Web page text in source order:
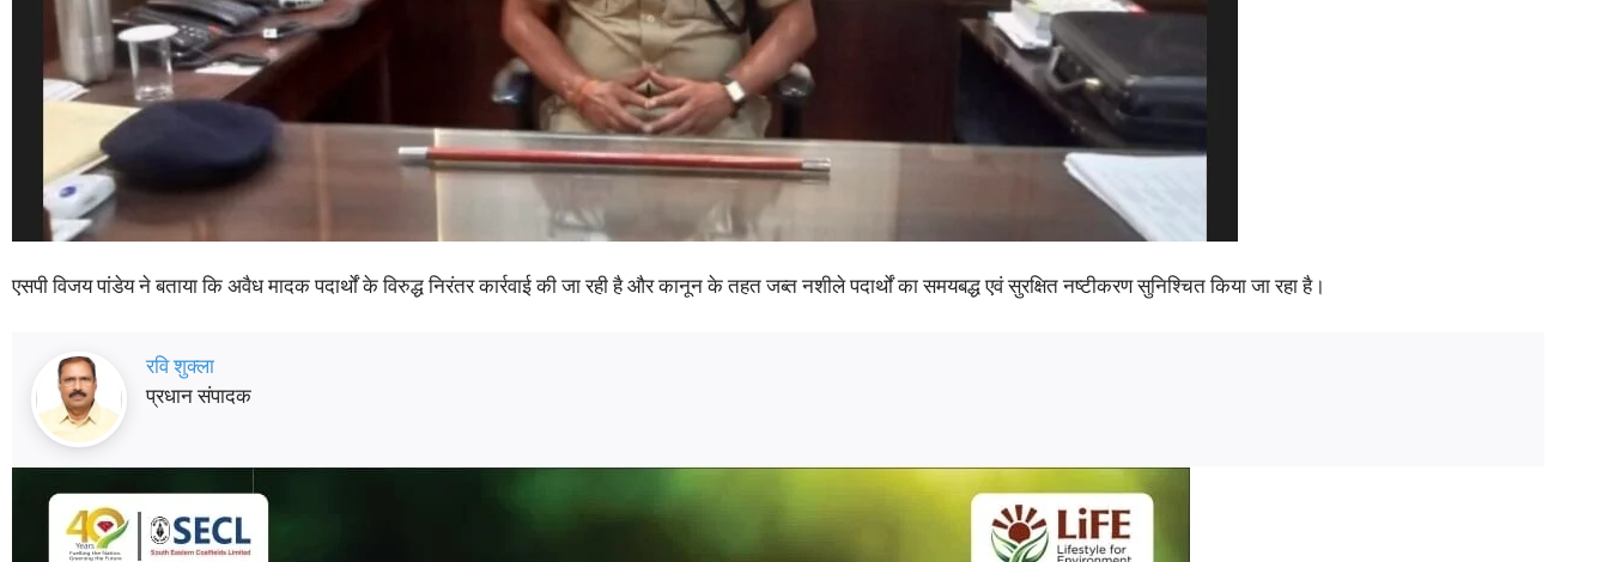
एसपी विजय पांडेय ने बताया कि अवैध मादक पदार्थों के विरुद्ध निरंतर कार्रवाई की जा रही है और कानून के तहत जब्त नशीले पदार्थों का समयबद्ध एवं सुरक्षित नष्टीकरण सुनिश्चित किया जा रहा है।
रवि शुक्ला
प्रधान संपादक